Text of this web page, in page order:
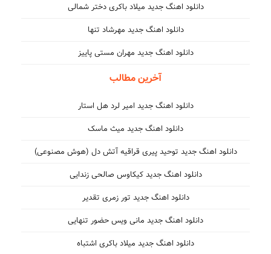
دانلود اهنگ جدید میلاد باکری دختر شمالی
دانلود اهنگ جدید مهرشاد تنها
دانلود اهنگ جدید مهران مستی پاییز
آخرین مطالب
دانلود اهنگ جدید امیر لرد هل استار
دانلود اهنگ جدید میث ماسک
دانلود اهنگ جدید توحید پیری قراقیه آتش دل (هوش مصنوعی)
دانلود اهنگ جدید کیکاوس صالحی زندایی
دانلود اهنگ جدید تور زمری تقدیر
دانلود اهنگ جدید مانی ویس حضور تنهایی
دانلود اهنگ جدید میلاد باکری اشتباه